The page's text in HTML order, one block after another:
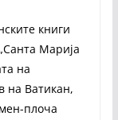
книги
Марија
на
на Ватикан,
плоча